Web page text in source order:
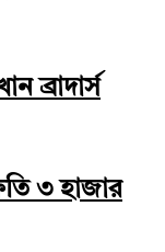
ব্রাদার্স
৩ হাজার